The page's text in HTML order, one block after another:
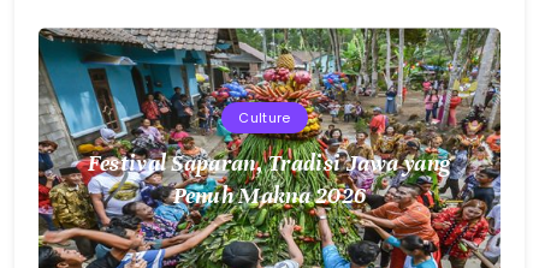
Culture
Festival Saparan, Tradisi Jawa yang
Penuh Makna 2026